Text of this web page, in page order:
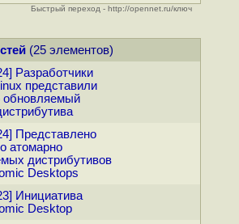
Быстрый переход - http://opennet.ru/ключ
(25 элементов)
Разработчики
представили
обновляемый
Представлено
атомарно
дистрибутивов
Desktops
Инициатива
Desktop